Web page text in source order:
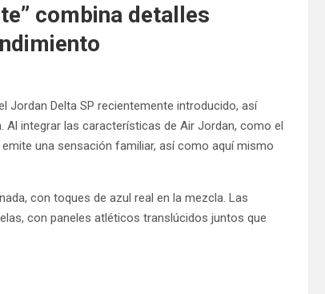
combina detalles
Jordan Delta SP recientemente introducido, así
integrar las características de Air Jordan, como el
una sensación familiar, así como aquí mismo
con toques de azul real en la mezcla. Las
con paneles atléticos translúcidos juntos que